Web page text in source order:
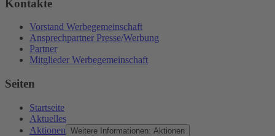
Kontakte
Vorstand Werbegemeinschaft
Ansprechpartner Presse/Werbung
Partner
Mitglieder Werbegemeinschaft
Seiten
Startseite
Aktuelles
Aktionen Weitere Informationen: Aktionen